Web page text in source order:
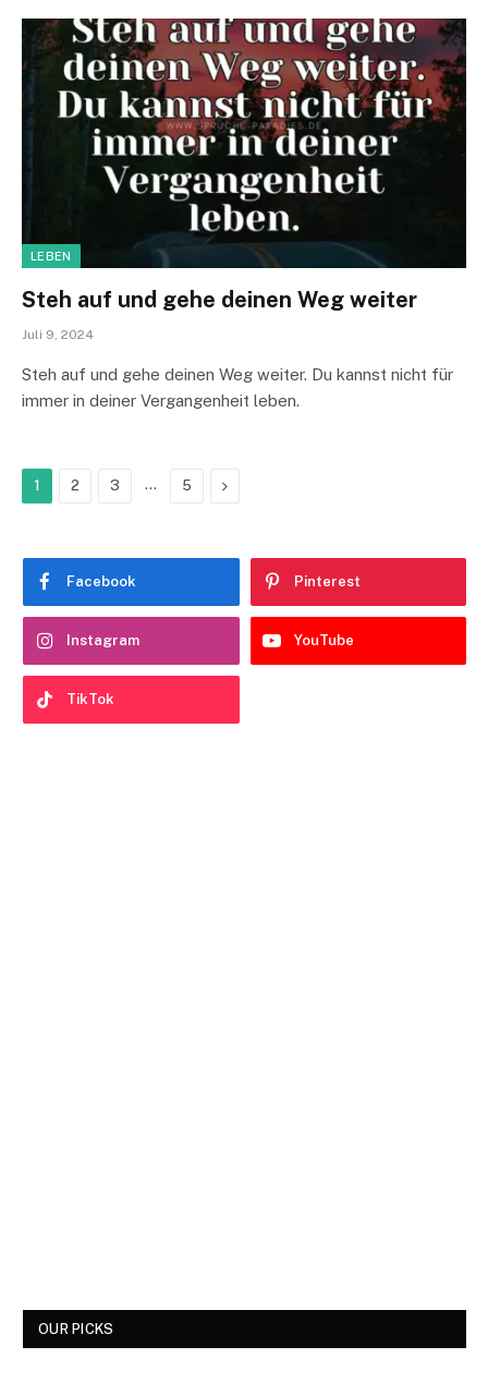
LEBEN
Steh auf und gehe deinen Weg weiter
Juli 9, 2024
Steh auf und gehe deinen Weg weiter. Du kannst nicht für
immer in deiner Vergangenheit leben.
1 2 3 … 5 Next
Facebook Pinterest
Instagram YouTube
TikTok
OUR PICKS